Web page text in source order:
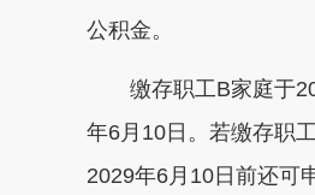
公积金。
缴存职工B家庭于
年6月10日。若缴存职
2029年6月10日前还可